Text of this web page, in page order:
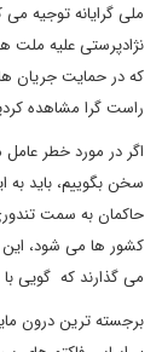
ملی گرایانه توجیه
نژادپرستی علیه
که در حمایت جریان
راست گرا مشاهده
اگر در مورد خطر
سخن بگوییم، باید
حاکمان به سمت
کشور ها می شود،
می گذارند که گویی
برجسته ترین درون